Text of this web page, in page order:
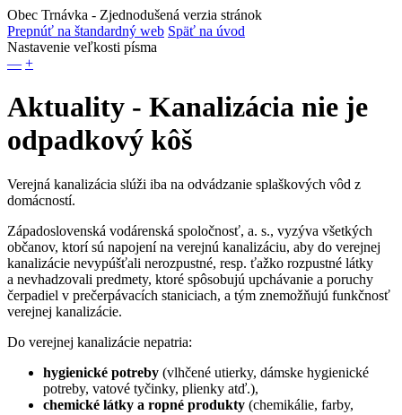
Obec Trnávka - Zjednodušená verzia stránok
Prepnúť na štandardný web Späť na úvod
Nastavenie veľkosti písma
— +
Aktuality - Kanalizácia nie je
odpadkový kôš
Verejná kanalizácia slúži iba na odvádzanie splaškových vôd z
domácností.
Západoslovenská vodárenská spoločnosť, a. s., vyzýva všetkých
občanov, ktorí sú napojení na verejnú kanalizáciu, aby do verejnej
kanalizácie nevypúšťali nerozpustné, resp. ťažko rozpustné látky
a nevhadzovali predmety, ktoré spôsobujú upchávanie a poruchy
čerpadiel v prečerpávacích staniciach, a tým znemožňujú funkčnosť
verejnej kanalizácie.
Do verejnej kanalizácie nepatria:
hygienické potreby (vlhčené utierky, dámske hygienické
potreby, vatové tyčinky, plienky atď.),
chemické látky a ropné produkty (chemikálie, farby,